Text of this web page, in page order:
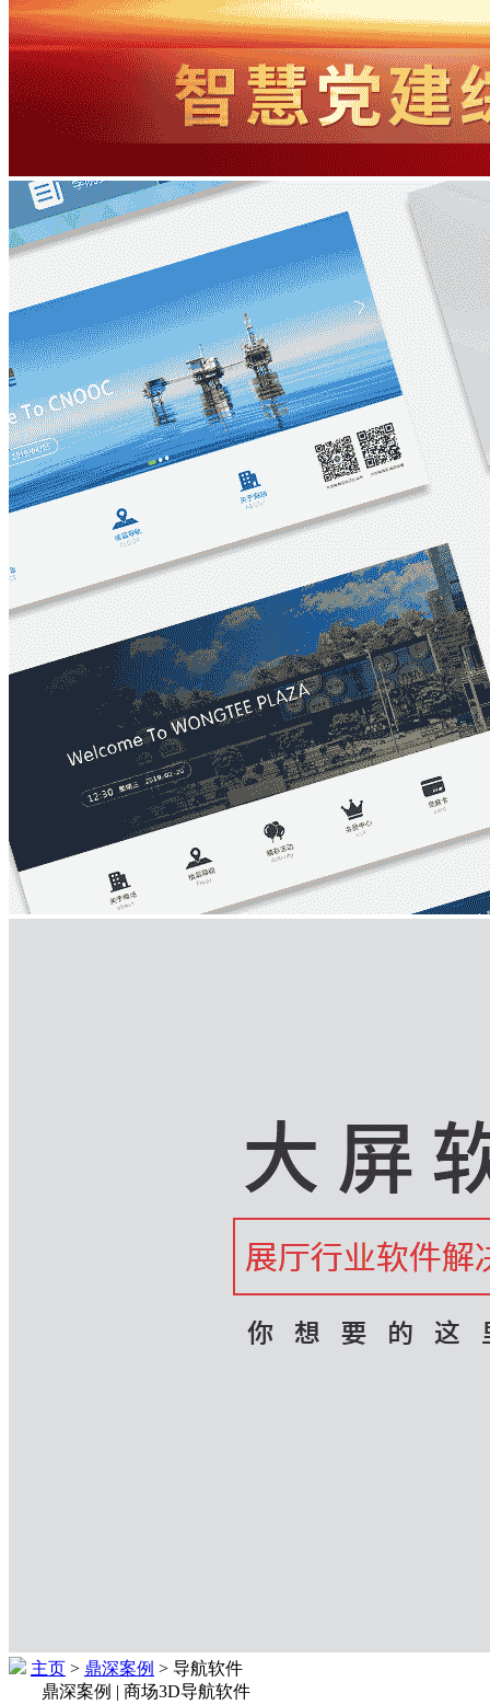
主页 > 鼎深案例 > 导航软件
鼎深案例 | 商场3D导航软件